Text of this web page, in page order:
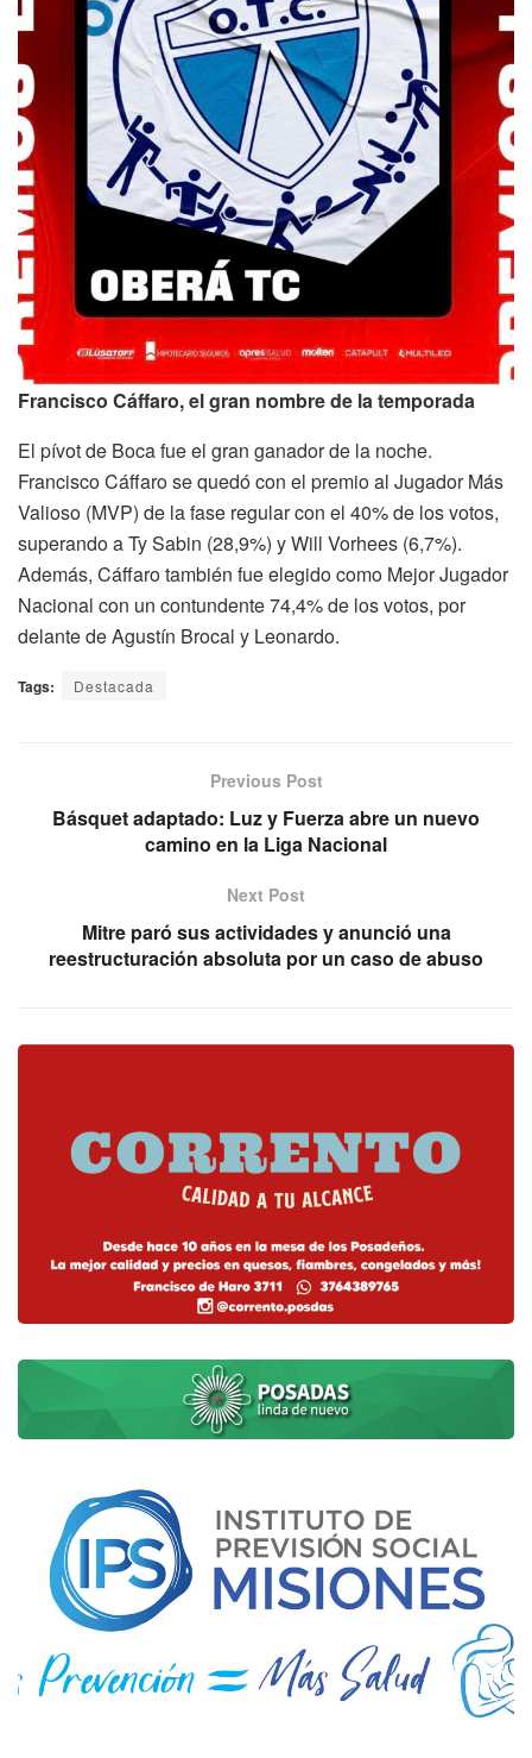
Francisco Cáffaro, el gran nombre de la temporada
El pívot de Boca fue el gran ganador de la noche.
Francisco Cáffaro se quedó con el premio al Jugador Más
Valioso (MVP) de la fase regular con el 40% de los votos,
superando a Ty Sabin (28,9%) y Will Vorhees (6,7%).
Además, Cáffaro también fue elegido como Mejor Jugador
Nacional con un contundente 74,4% de los votos, por
delante de Agustín Brocal y Leonardo.
Tags: Destacada
Previous Post
Básquet adaptado: Luz y Fuerza abre un nuevo
camino en la Liga Nacional
Next Post
Mitre paró sus actividades y anunció una
reestructuración absoluta por un caso de abuso